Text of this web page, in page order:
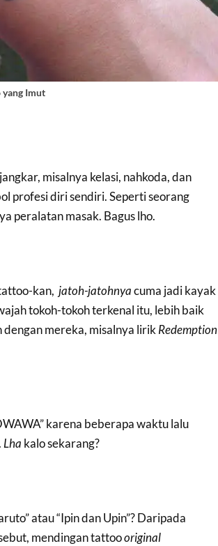
yang Imut
misalnya kelasi, nahkoda, dan
profesi diri sendiri. Seperti seorang
peralatan masak. Bagus lho.
kan, jatoh-jatohnyacuma jadi kayak
tokoh-tokoh terkenal itu, lebih baik
mereka, misalnya lirikRedemption
karena beberapa waktu lalu
Lha kalo sekarang?
atau “Ipin dan Upin”? Daripada
mendingan tattoooriginal